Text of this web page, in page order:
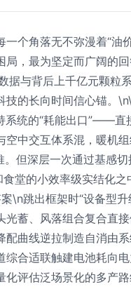
个角落无不弥漫着“油
，最为坚定而广阔的
据与背后上千亿元颗粒
的长向时间信心锚。
系统的“耗能出口”——直
中交互体系混，暖机
但深层一次通过基感切
堂的小效率级实结化之
\n跳出框架时“设备型升
蓄、风落组合复合直
曲线逆拉制造自消由
合适联触建电池耗向
化评估泛场景化的多产